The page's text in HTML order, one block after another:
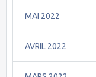
MAI 2022
AVRIL 2022